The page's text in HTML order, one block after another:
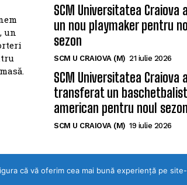
un
SCM Universitatea Craiova
un nou playmaker pentru
sezon
SCM U CRAIOVA (M) 21 iulie 2026
SCM Universitatea Craiova a
transferat un baschetbalist
american pentru noul sezon
SCM U CRAIOVA (M) 19 iulie 2026
©Toate
că vă oferim cea mai bună experiență pe